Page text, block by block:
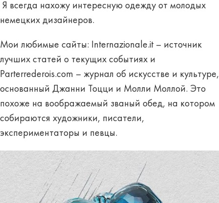
Я всегда нахожу интересную одежду от молодых
немецких дизайнеров.
Мои любимые сайты: Internazionale.it – источник
лучших статей о текущих событиях и
Parterrederois.com – журнал об искусстве и культуре,
основанный Джанни Тоцци и Молли Моллой. Это
похоже на воображаемый званый обед, на котором
собираются художники, писатели,
экспериментаторы и певцы.